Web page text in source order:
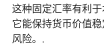
这种固定汇率有利于
它能保持货币价值
风险。.